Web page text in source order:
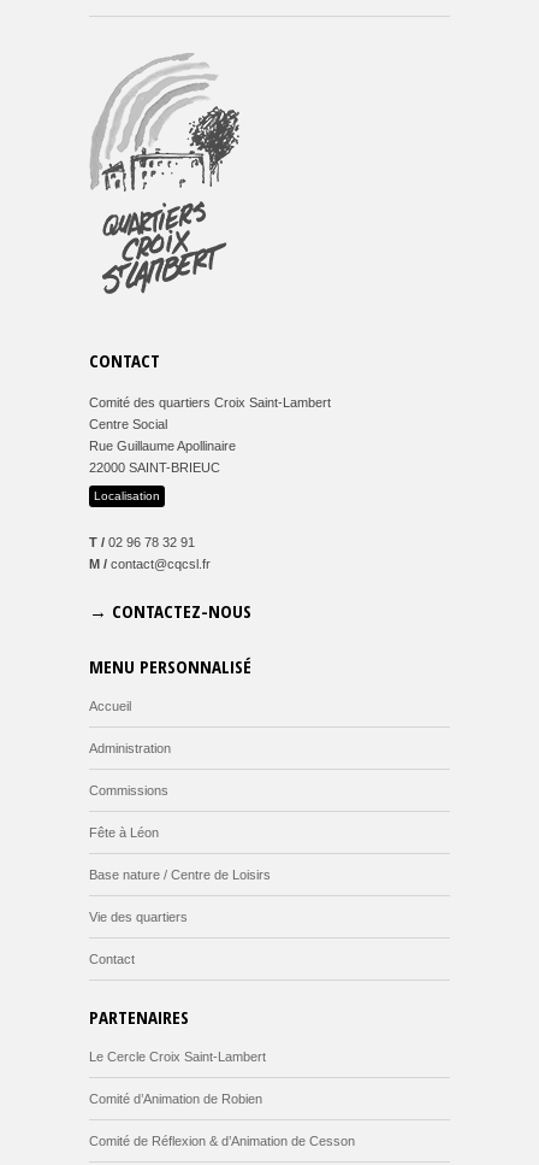
CONTACT
Comité des quartiers Croix Saint-Lambert
Centre Social
Rue Guillaume Apollinaire
22000 SAINT-BRIEUC
Localisation
T / 02 96 78 32 91
M / contact@cqcsl.fr
→ CONTACTEZ-NOUS
MENU PERSONNALISÉ
Accueil
Administration
Commissions
Fête à Léon
Base nature / Centre de Loisirs
Vie des quartiers
Contact
PARTENAIRES
Le Cercle Croix Saint-Lambert
Comité d’Animation de Robien
Comité de Réflexion & d’Animation de Cesson